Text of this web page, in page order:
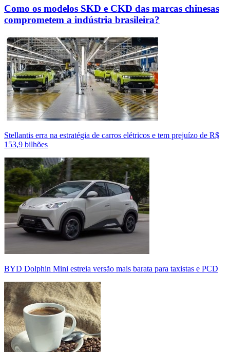
Como os modelos SKD e CKD das marcas chinesas
comprometem a indústria brasileira?
Stellantis erra na estratégia de carros elétricos e tem prejuízo de R$
153,9 bilhões
BYD Dolphin Mini estreia versão mais barata para taxistas e PCD